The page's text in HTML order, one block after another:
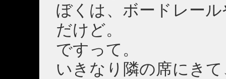
ぼくは、ボードレー
だけど。
ですって。
いきなり隣の席にき